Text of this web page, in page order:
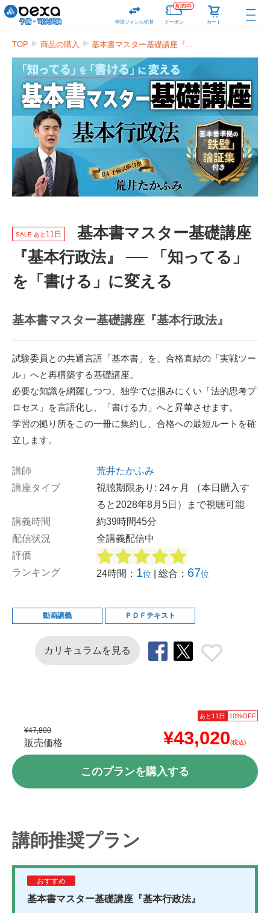
学習ジャンル切替 クーポン
配布中
カート
TOP 商品の購入 基本書マスター基礎講座『...
SALE あと 11日
基本書マスター基礎講座
『基本行政法』 ── 「知ってる」
を「書ける」に変える
基本書マスター基礎講座『基本行政法』
試験委員との共通言語「基本書」を、合格直結の「実戦ツー
ル」へと再構築する基礎講座。
必要な知識を網羅しつつ、独学では掴みにくい「法的思考プ
ロセス」を言語化し、「書ける力」へと昇華させます。
学習の拠り所をこの一冊に集約し、合格への最短ルートを確
立します。
講師
荒井たかふみ
講座タイプ
視聴期限あり: 24ヶ月 （本日購入す
ると2028年8月5日）まで視聴可能
講義時間
約39時間45分
配信状況
全講義配信中
評価
ランキング
24時間： 1位 | 総合： 67位
動画講義 ＰＤＦテキスト
カリキュラムを見る
あと 11日 10%OFF
¥47,800
販売価格 ¥43,020(税込)
このプランを購入する
講師推奨プラン
おすすめ
基本書マスター基礎講座『基本行政法』